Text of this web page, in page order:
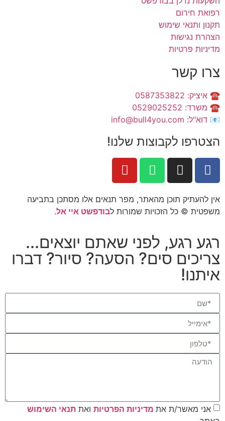
רפואת חירום
תקנון ותנאי שימוש
הצהרת נגישות
מדיניות פרטיות
צרו קשר
☎️ איציק: 0587353822
☎️ משרד: 0529025252
📧 דוא"ל: info@bull4you.com
הצטרפו לקבוצות שלנו!
אין להעתיק תוכן מהאתר, מפר תנאים אלו מסתכן בתביעה
משפטית © כל הזכויות שמורות לבודפשט איי אל.
רגע רגע, לפני שאתם יוצאים...
צריכים סים? הסעה? סיור? דברו
איתנו!
אני מאשר/ת את מדיניות הפרטיות ואת תנאי השימוש